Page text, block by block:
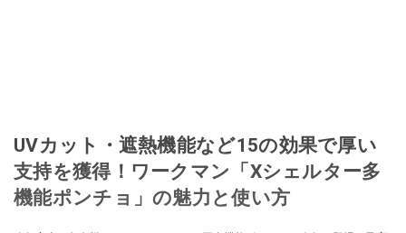
UVカット・遮熱機能など15の効果で厚い
支持を獲得！ワークマン「Xシェルター多
機能ポンチョ」の魅力と使い方